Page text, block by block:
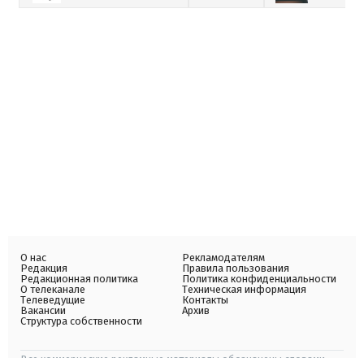
О нас
Редакция
Редакционная политика
О телеканале
Телеведущие
Вакансии
Структура собственности
Рекламодателям
Правила пользования
Политика конфиденциальности
Техническая информация
Контакты
Архив